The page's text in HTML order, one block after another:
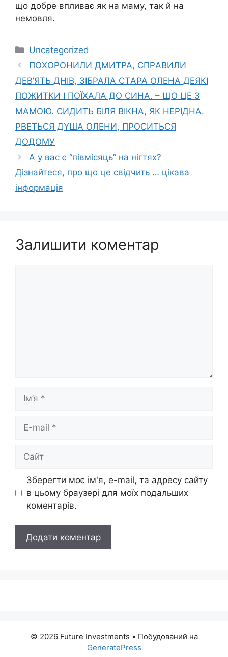
що добре впливає як на маму, так й на
немовля.
Категорії
Uncategorized
ПOXОРОНИЛИ ДМИТРА, СПPАВИЛИ
ДЕВ’ЯТЬ ДНІВ, ЗІБРАЛА СТAРА ОЛЕНА ДЕЯКІ
ПOЖИТКИ І ПОЇХАЛА ДО СИНА. – ЩO ЦE З
МАМОЮ. СИДИТЬ БІЛЯ ВІКНА, ЯК НЕPІДНА.
PВЕТЬСЯ ДYША ОЛЕНИ, ПPОСИТЬСЯ
ДОДОМУ
А у вас є “півмісяць” на нігтях?
Дізнайтеся, про що це свідчить … цікава
інформація
Залишити коментар
Ім’я
Сайт
Зберегти моє ім'я, e-mail, та адресу сайту
в цьому браузері для моїх подальших
коментарів.
© 2026 Future Investments • Побудований на
GeneratePress